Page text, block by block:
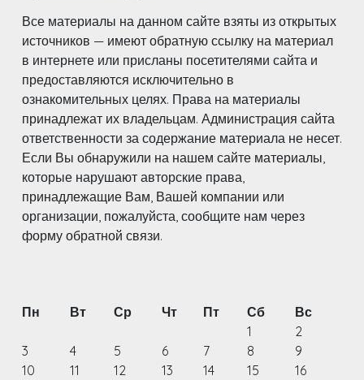
Все материалы на данном сайте взяты из открытых
источников — имеют обратную ссылку на материал
в интернете или присланы посетителями сайта и
предоставляются исключительно в
ознакомительных целях. Права на материалы
принадлежат их владельцам. Администрация сайта
ответственности за содержание материала не несет.
Если Вы обнаружили на нашем сайте материалы,
которые нарушают авторские права,
принадлежащие Вам, Вашей компании или
организации, пожалуйста, сообщите нам через
форму обратной связи.
Пн Вт Ср Чт Пт Сб
Вс
1
2
3
4 5 6 7 8
9
10
11 12 13 14 15 16